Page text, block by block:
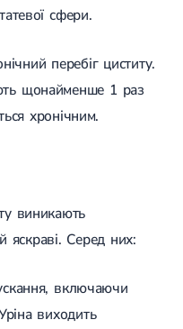
захворювання (ГРЗ)
при вагітності
сфери.
перебіг циститу.
щонайменше 1 раз
хронічним.
виникають
яскраві. Серед них:
включаючи
виходить